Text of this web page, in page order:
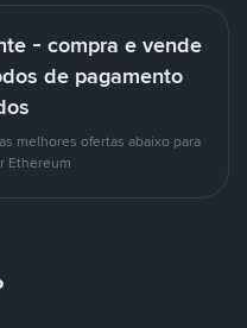
- compra e vende
de pagamento
melhores ofertas abaixo para
Ethereum